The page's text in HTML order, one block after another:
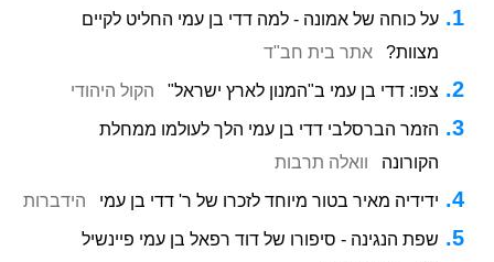
על כוחה של אמונה - למה דדי בן עמי החליט לקיים
מצוות?
אתר בית חב"ד
צפו: דדי בן עמי ב"המנון לארץ ישראל" הקול היהודי
הזמר הברסלבי דדי בן עמי הלך לעולמו ממחלת
הקורונה
וואלה תרבות
ידידיה מאיר בטור מיוחד לזכרו של ר' דדי בן עמי הידברות
שפת הנגינה - סיפורו של דוד רפאל בן עמי פיינשיל